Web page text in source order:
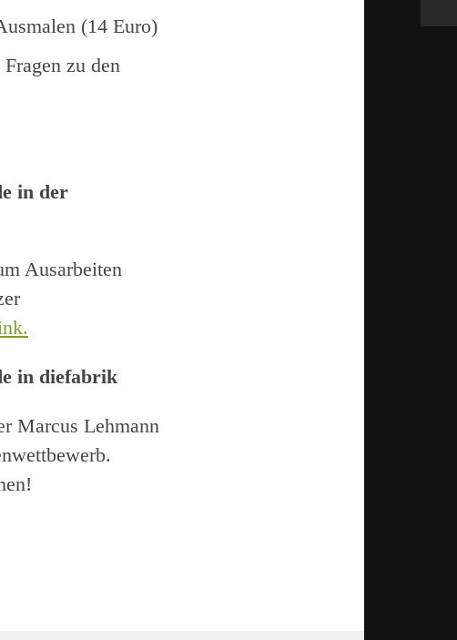
(14 Euro)
zu den
in der
Ausarbeiten
in diefabrik
Marcus Lehmann